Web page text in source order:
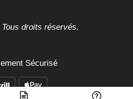
droits réservés.
Sécurisé